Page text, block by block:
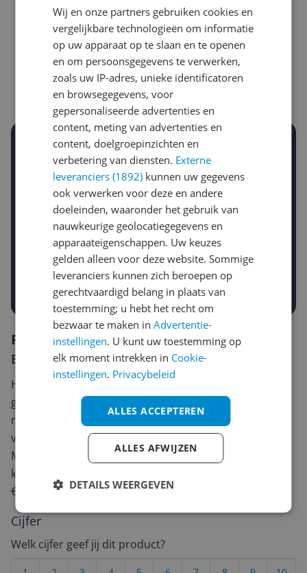
Laagste prijs ooit
Hoogste prijs ooit
€ 14,55
Goedkoopste nu
€ 10,59
Laatste prijsupdate
08-08-2026
Stel een alert in en mis geen prijsdaling
Krijg een seintje zodra de prijs zakt
Jouw e-mailadres
Gewenste daling of bedrag
-10% -15%
Gewenste prijs
€
Prijsalert aanzetten
Reviews
Er zijn nog geen reviews geschreven
Heb jij dit product in bezit en wil je graag je mening
geven? Start dan hieronder met het schrijven van je
review. Afhankelijk van de details duurt het schrijven
van een review gemiddeld tussen de 3 en 10 minuten.
Met jouw mening help je andere bezoekers een betere
keuze te maken én maak je iedere maand kans op
€250,-!
Klik hier voor de actievoorwaarden.
Cijfer
Welk cijfer geef jij dit product?
Wij en onze partners gebruiken cookies en
vergelijkbare technologieën om informatie
op uw apparaat op te slaan en te openen
en om persoonsgegevens te verwerken,
zoals uw IP-adres, unieke identificatoren
en browsegegevens, voor
gepersonaliseerde advertenties en
content, meting van advertenties en
content, doelgroepinzichten en
verbetering van diensten. Externe
leveranciers (1892) kunnen uw gegevens
ook verwerken voor deze en andere
doeleinden, waaronder het gebruik van
nauwkeurige geolocatiegegevens en
apparaateigenschappen. Uw keuzes
gelden alleen voor deze website. Sommige
leveranciers kunnen zich beroepen op
gerechtvaardigd belang in plaats van
toestemming; u hebt het recht om
bezwaar te maken inAdvertentie-
instellingen. U kunt uw toestemming op
elk moment intrekken in Cookie-
instellingen. Privacybeleid
ALLES ACCEPTEREN
ALLES AFWIJZEN
DETAILS WEERGEVEN